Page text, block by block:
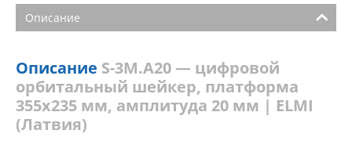
Описание
Описание S-3М.А20 — цифровой
орбитальный шейкер, платформа
355х235 мм, амплитуда 20 мм | ELMI
(Латвия)